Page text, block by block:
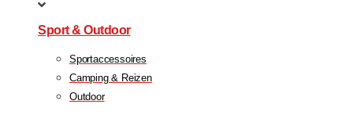
Sport & Outdoor
Sportaccessoires
Camping & Reizen
Outdoor